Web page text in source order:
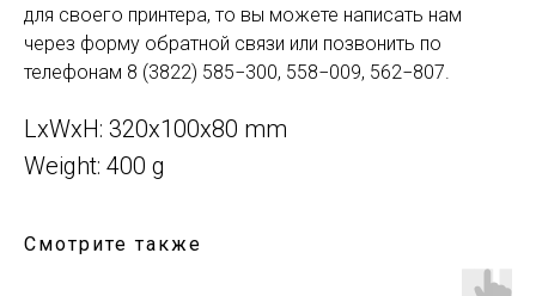
для своего принтера, то вы можете написать нам
через форму обратной связи или позвонить по
телефонам 8 (3822) 585−300, 558−009, 562−807.
LxWxH: 320x100x80 mm
Weight: 400 g
Смотрите также